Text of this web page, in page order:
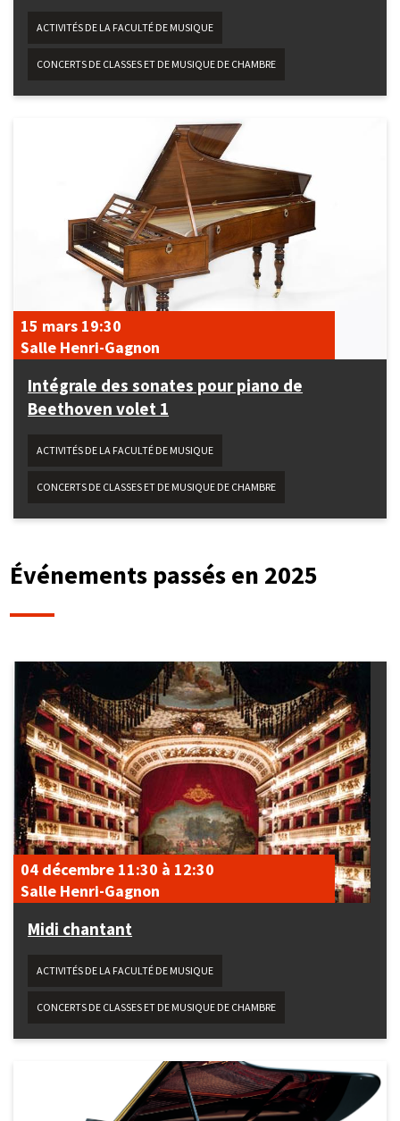
ACTIVITÉS DE LA FACULTÉ DE MUSIQUE
CONCERTS DE CLASSES ET DE MUSIQUE DE CHAMBRE
Intégrale des sonates pour piano de
Beethoven volet 1
15 mars 19:30
Salle Henri-Gagnon
ACTIVITÉS DE LA FACULTÉ DE MUSIQUE
CONCERTS DE CLASSES ET DE MUSIQUE DE CHAMBRE
Événements passés en 2025
Midi chantant
04 décembre 11:30 à 12:30
Salle Henri-Gagnon
ACTIVITÉS DE LA FACULTÉ DE MUSIQUE
CONCERTS DE CLASSES ET DE MUSIQUE DE CHAMBRE